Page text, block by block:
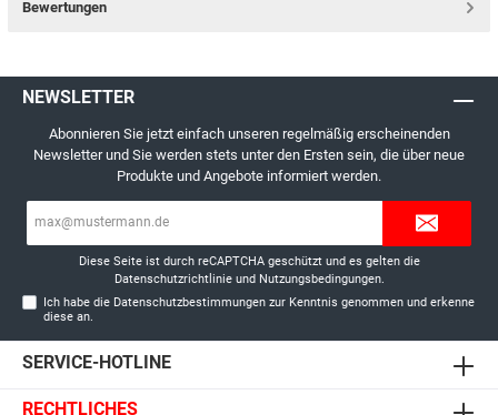
Bewertungen
NEWSLETTER
Abonnieren Sie jetzt einfach unseren regelmäßig erscheinenden
Newsletter und Sie werden stets unter den Ersten sein, die über neue
Produkte und Angebote informiert werden.
Diese Seite ist durch reCAPTCHA geschützt und es gelten die
Datenschutzrichtlinieund Nutzungsbedingungen.
Ich habe die Datenschutzbestimmungen zur Kenntnis genommen und erkenne
diese an.
SERVICE-HOTLINE
RECHTLICHES